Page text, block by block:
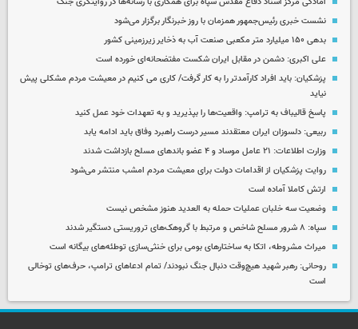
نشست خبری رئیس‌جمهور همزمان با روز خبرنگار برگزار می‌شود
بدهی ۱۵۰ میلیارد متر مکعبی صنعت آب به ذخایر زیرزمینی کشور
علی اکبری: دشمن در مقابل ایران شکست مفتضحانه‌ای خورده است
پزشکیان: باید افراد کارآمدتر را به کار گرفت/ کاری می کنیم در معیشت مردم مشکلی پیش
نیاید
پاسخ قالیباف به ترامپ: واقعیت‌ها را بپذیرید و به تعهدات خود عمل کنید
ربیعی: دلسوزان ایران معتقدند مسیر درست راهبرد وفاق باید ادامه یابد
وزارت اطلاعات: ۲۱ عامل موساد و ۴ عضو باندهای مسلح بازداشت شدند
روایت پزشکیان از اقدامات دولت برای معیشت مردم امشب منتشر می‌شود
ارتش کاملا آماده است
وضعیت سه خلبان عملیات حمله به العدید هنوز مشخص نیست
سپاه: ۸ شرور مسلح شاخص و مرتبط با گروهک‌های تروریستی دستگیر شدند
میراث مشروطه، اتکا به ساختارهای بومی برای خنثی‌سازی توطئه‌های بیگانه است
روحانی: رهبر شهید هیچ‌وقت دنبال جنگ نبودند/ تمام ادعاهای ترامپ، حرف‌های توخالی
است